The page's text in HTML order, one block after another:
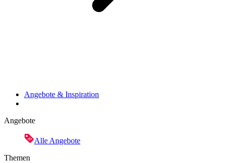
Angebote & Inspiration
Angebote
Alle Angebote
Themen